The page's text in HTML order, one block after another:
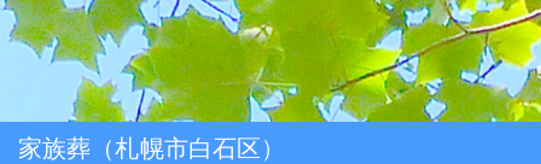
家族葬（札幌市白石区）